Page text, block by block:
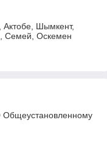
Актобе, Шымкент,
Семей, Оскемен
Общеустановленному